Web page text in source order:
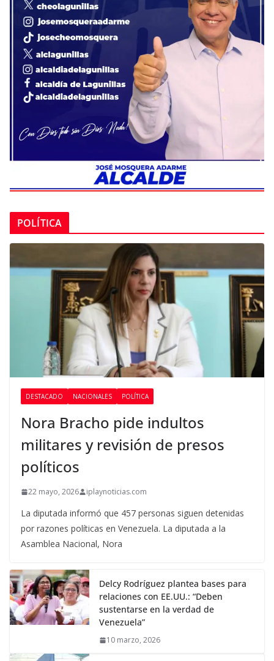
POLÍTICA
DESTACADO NACIONALES POLÍTICA
Nora Bracho pide indultos
militares y revisión de presos
políticos
22 mayo, 2026 iplaynoticias.com
La diputada informó que 457 personas siguen detenidas
por razones políticas en Venezuela. La diputada a la
Asamblea Nacional, Nora
Delcy Rodríguez plantea bases para
relaciones con EE.UU.: “Deben
sustentarse en la verdad de
Venezuela”
10 marzo, 2026